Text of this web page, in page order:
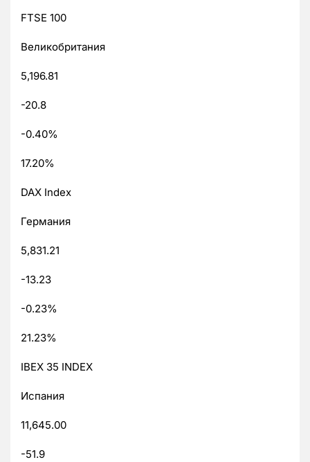
FTSE 100
Великобритания
5,196.81
-20.8
-0.40%
17.20%
DAX Index
Германия
5,831.21
-13.23
-0.23%
21.23%
IBEX 35 INDEX
Испания
11,645.00
-51.9